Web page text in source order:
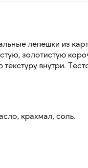
лепешки из
золотистую
текстуру внутри.
крахмал, соль.